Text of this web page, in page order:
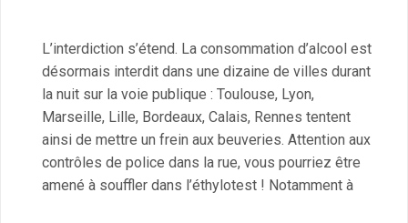
L’interdiction s’étend. La consommation d’alcool est
désormais interdit dans une dizaine de villes durant
la nuit sur la voie publique : Toulouse, Lyon,
Marseille, Lille, Bordeaux, Calais, Rennes tentent
ainsi de mettre un frein aux beuveries. Attention aux
contrôles de police dans la rue, vous pourriez être
amené à souffler dans l’éthylotest ! Notamment à